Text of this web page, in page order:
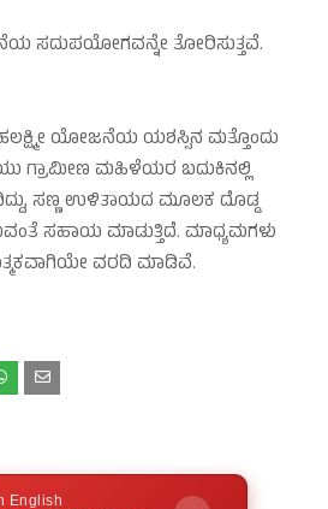
ಸದುಪಯೋಗವನ್ನೇ ತೋರಿಸುತ್ತವೆ.
ಯೋಜನೆಯ ಯಶಸ್ಸಿನ ಮತ್ತೊಂದು
ಮಹಿಳೆಯರ ಬದುಕಿನಲ್ಲಿ
ಸಣ್ಣ ಉಳಿತಾಯದ ಮೂಲಕ ದೊಡ್ಡ
ಸಹಾಯ ಮಾಡುತ್ತಿದೆ. ಮಾಧ್ಯಮಗಳು
ವರದಿ ಮಾಡಿವೆ.
English